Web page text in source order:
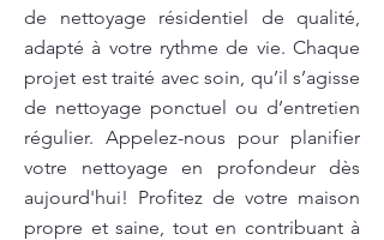
de nettoyage résidentiel de qualité,
adapté à votre rythme de vie. Chaque
projet est traité avec soin, qu’il s’agisse
de nettoyage ponctuel ou d’entretien
régulier. Appelez-nous pour planifier
votre nettoyage en profondeur dès
aujourd'hui! Profitez de votre maison
propre et saine, tout en contribuant à